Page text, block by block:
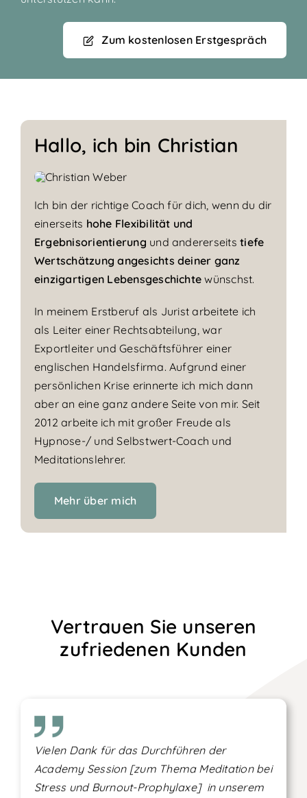
Zum kostenlosen Erstgespräch
Hallo, ich bin Christian
Ich bin der richtige Coach für dich, wenn du dir
einerseits hohe Flexibilität und
Ergebnisorientierung und andererseitstiefe
Wertschätzung angesichts deiner ganz
einzigartigen Lebensgeschichte wünschst.
In meinem Erstberuf als Jurist arbeitete ich
als Leiter einer Rechtsabteilung, war
Exportleiter und Geschäftsführer einer
englischen Handelsfirma. Aufgrund einer
persönlichen Krise erinnerte ich mich dann
aber an eine ganz andere Seite von mir. Seit
2012 arbeite ich mit großer Freude als
Hypnose-/ und Selbstwert-Coach und
Meditationslehrer.
Mehr über mich
Vertrauen Sie unseren
zufriedenen Kunden
Vielen Dank für das Durchführen der
Academy Session [zum Thema Meditation bei
Stress und Burnout-Prophylaxe] in unserem